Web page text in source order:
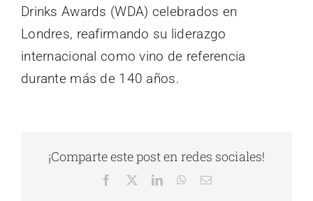
Drinks Awards (WDA) celebrados en
Londres, reafirmando su liderazgo
internacional como vino de referencia
durante más de 140 años.
¡Comparte este post en redes sociales!
Facebook LinkedInWhatsApp
Correo